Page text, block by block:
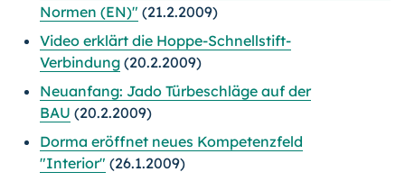
Normen (EN)" (21.2.2009)
Video erklärt die Hoppe-Schnellstift-
Verbindung (20.2.2009)
Neuanfang: Jado Türbeschläge auf der
BAU (20.2.2009)
Dorma eröffnet neues Kompetenzfeld
"Interior" (26.1.2009)